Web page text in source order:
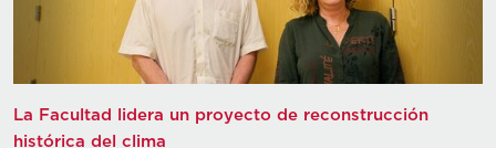
La Facultad lidera un proyecto de reconstrucción
histórica del clima